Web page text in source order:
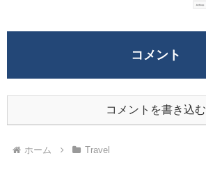
コメント
コメントを書き込む
ホーム Travel